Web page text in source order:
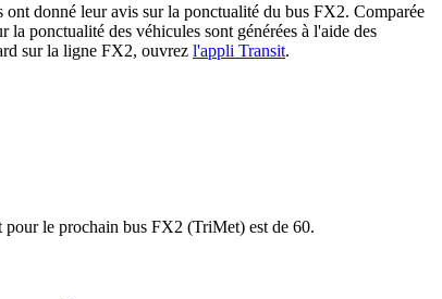
ont donné leur avis sur la ponctualité du bus FX2. Comparée
ponctualité des véhicules sont générées à l'aide des
sur la ligne FX2, ouvrez l'appli Transit.
le prochain bus FX2 (TriMet) est de 60.